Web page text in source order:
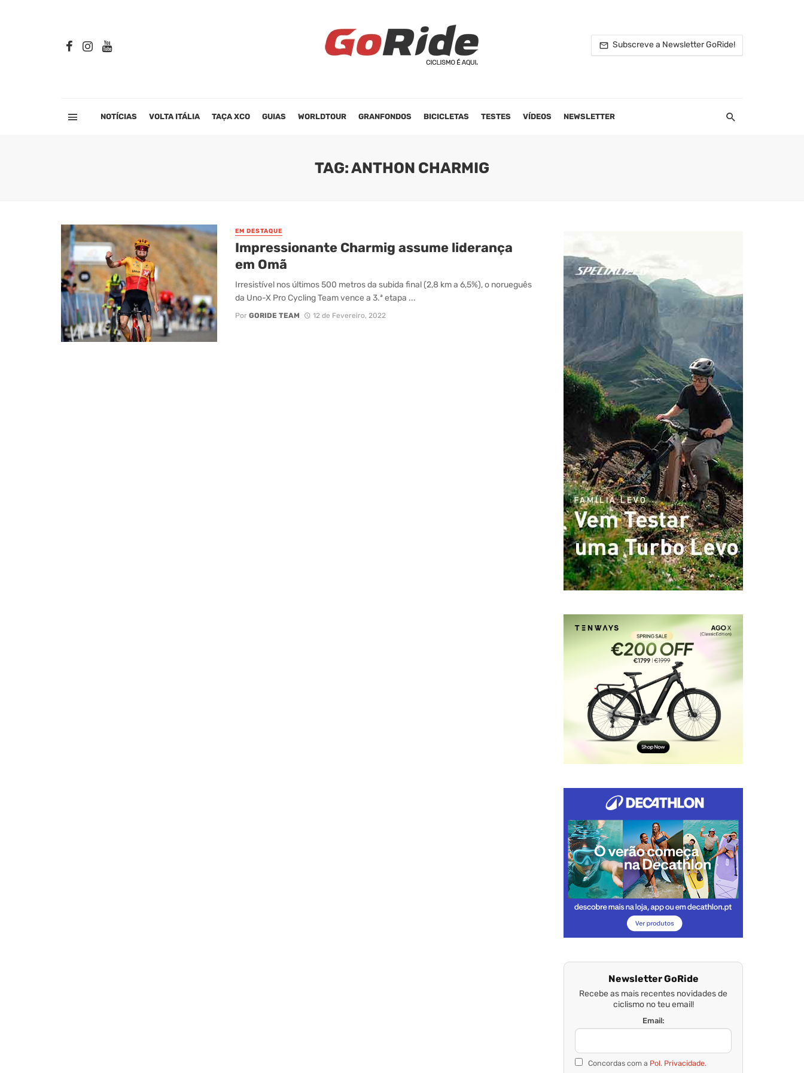
Subscreve a Newsletter GoRide!
NOTÍCIAS VOLTA ITÁLIA TAÇA XCO GUIAS WORLDTOUR GRANFONDOS BICICLETAS TESTES VÍDEOS NEWSLETTER
TAG: ANTHON CHARMIG
EM DESTAQUE
Impressionante Charmig assume liderança
em Omã
Irresistível nos últimos 500 metros da subida final (2,8 km a 6,5%), o norueguês
da Uno-X Pro Cycling Team vence a 3.ª etapa ...
Por GORIDE TEAM 12 de Fevereiro, 2022
Newsletter GoRide
Recebe as mais recentes novidades de
ciclismo no teu email!
Email:
Concordas com a Pol. Privacidade.